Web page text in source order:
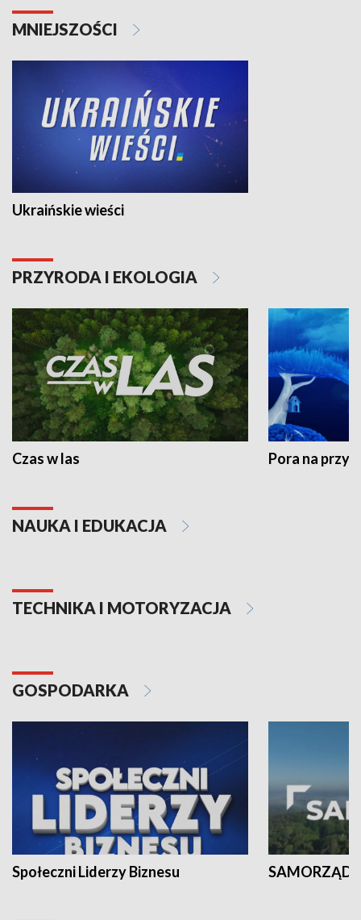
MNIEJSZOŚCI
Ukraińskie wieści
PRZYRODA I EKOLOGIA
Czas w las Pora na
NAUKA I EDUKACJA
TECHNIKA I MOTORYZACJA
GOSPODARKA
Społeczni Liderzy Biznesu SAMORZĄD